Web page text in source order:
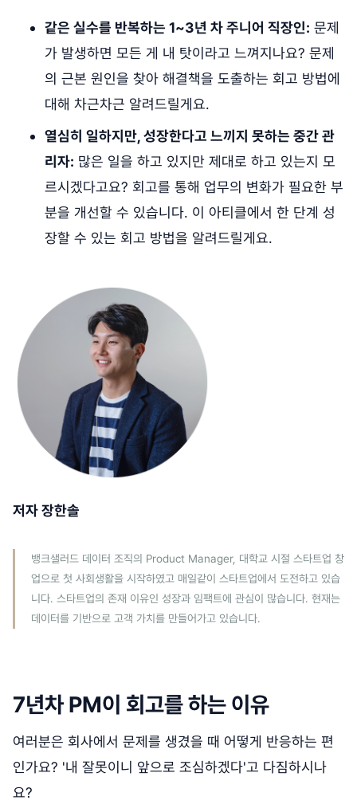
같은 실수를 반복하는 1~3년 차 주니어 직장인: 문제
가 발생하면 모든 게 내 탓이라고 느껴지나요? 문제
의 근본 원인을 찾아 해결책을 도출하는 회고 방법에
대해 차근차근 알려드릴게요.
열심히 일하지만, 성장한다고 느끼지 못하는 중간 관
리자: 많은 일을 하고 있지만 제대로 하고 있는지 모
르시겠다고요? 회고를 통해 업무의 변화가 필요한 부
분을 개선할 수 있습니다. 이 아티클에서 한 단계 성
장할 수 있는 회고 방법을 알려드릴게요.
저자 장한솔
뱅크샐러드 데이터 조직의 Product Manager, 대학교 시절 스타트업 창
업으로 첫 사회생활을 시작하였고 매일같이 스타트업에서 도전하고 있습
니다. 스타트업의 존재 이유인 성장과 임팩트에 관심이 많습니다. 현재는
데이터를 기반으로 고객 가치를 만들어가고 있습니다.
7년차 PM이 회고를 하는 이유
여러분은 회사에서 문제를 생겼을 때 어떻게 반응하는 편
인가요? '내 잘못이니 앞으로 조심하겠다'고 다짐하시나
요?